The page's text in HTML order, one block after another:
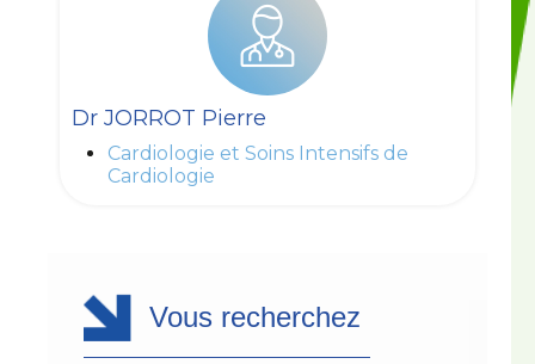
Dr JORROT Pierre
Cardiologie et Soins Intensifs de
Cardiologie
Vous recherchez